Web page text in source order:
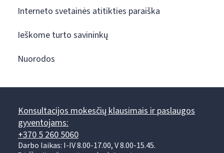
Interneto svetainės atitikties paraiška
Ieškome turto savininkų
Nuorodos
Konsultacijos mokesčių klausimais ir paslaugos
gyventojams:
+370 5 260 5060
Darbo laikas: I-IV 8.00-17.00, V 8.00-15.45.